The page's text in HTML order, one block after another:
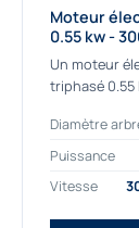
Moteur
0.55 kw -
Tr/min -
IE2
Un moteur
triphasé 0.55
vos
plus
triphasé 0.55
kw Gamak...
Diamètre
Puissance
Vitesse